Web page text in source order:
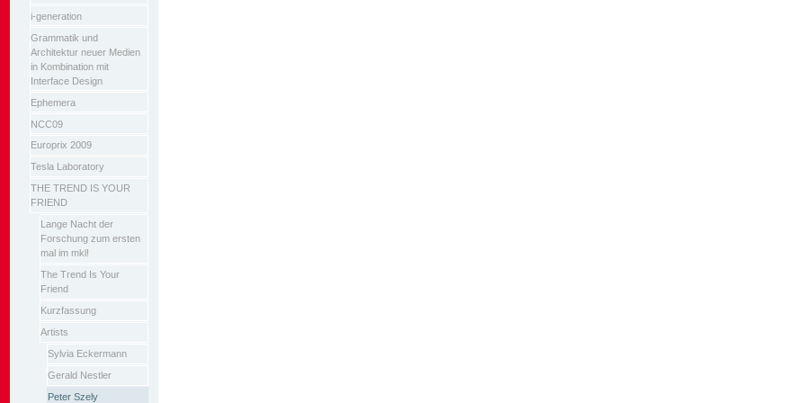
i-generation
Grammatik und
Architektur neuer Medien
in Kombination mit
Interface Design
Ephemera
NCC09
Europrix 2009
Tesla Laboratory
THE TREND IS YOUR
FRIEND
Lange Nacht der
Forschung zum ersten
mal im mkl!
The Trend Is Your
Friend
Kurzfassung
Artists
Sylvia Eckermann
Gerald Nestler
Peter Szely